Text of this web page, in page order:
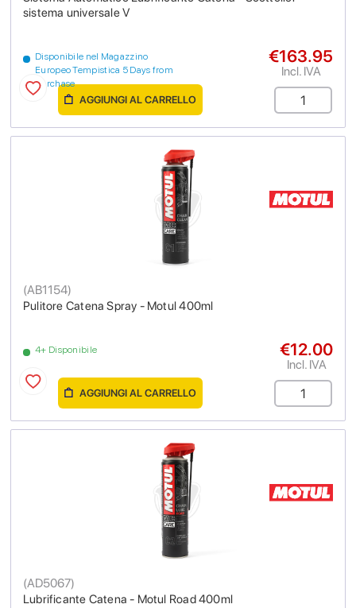
sistema universale V
Disponibile nel Magazzino
Europeo Tempistica 5 Days from
purchase
€163.95
Incl. IVA
AGGIUNGI AL CARRELLO
Pulitore Catena Spray - Motul 400ml
(AB1154)
4+ Disponibile €12.00
Incl. IVA
AGGIUNGI AL CARRELLO
Lubrificante Catena - Motul Road 400ml
(AD5067)